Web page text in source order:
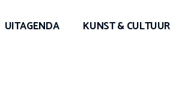
UITAGENDA KUNST & CULTUUR